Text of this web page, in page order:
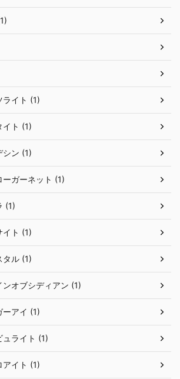
ライト (1)
イト (1)
シン (1)
ーガーネット (1)
(1)
イト (1)
タル (1)
ンオブシディアン (1)
ーアイ (1)
ュライト (1)
アイト (1)